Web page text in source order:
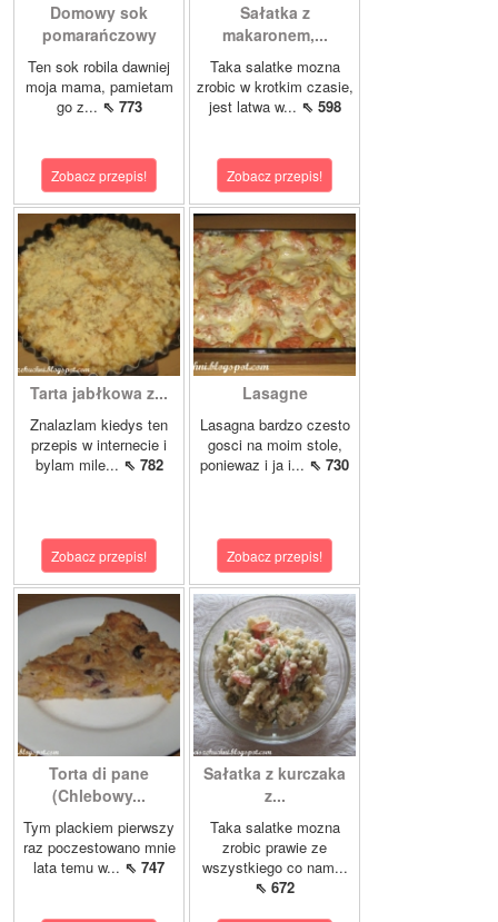
Domowy sok
pomarańczowy
Ten sok robila dawniej
moja mama, pamietam
go z... ⇖ 773
Zobacz przepis!
Sałatka z
makaronem,...
Taka salatke mozna
zrobic w krotkim czasie,
jest latwa w... ⇖ 598
Zobacz przepis!
Tarta jabłkowa z...
Znalazlam kiedys ten
przepis w internecie i
bylam mile... ⇖ 782
Zobacz przepis!
Lasagne
Lasagna bardzo czesto
gosci na moim stole,
poniewaz i ja i... ⇖ 730
Zobacz przepis!
Torta di pane
(Chlebowy...
Tym plackiem pierwszy
raz poczestowano mnie
lata temu w... ⇖ 747
Sałatka z kurczaka
z...
Taka salatke mozna
zrobic prawie ze
wszystkiego co nam...
⇖ 672